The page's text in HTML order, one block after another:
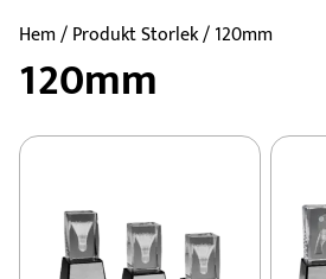
Hem/ Produkt Storlek / 120mm
120mm